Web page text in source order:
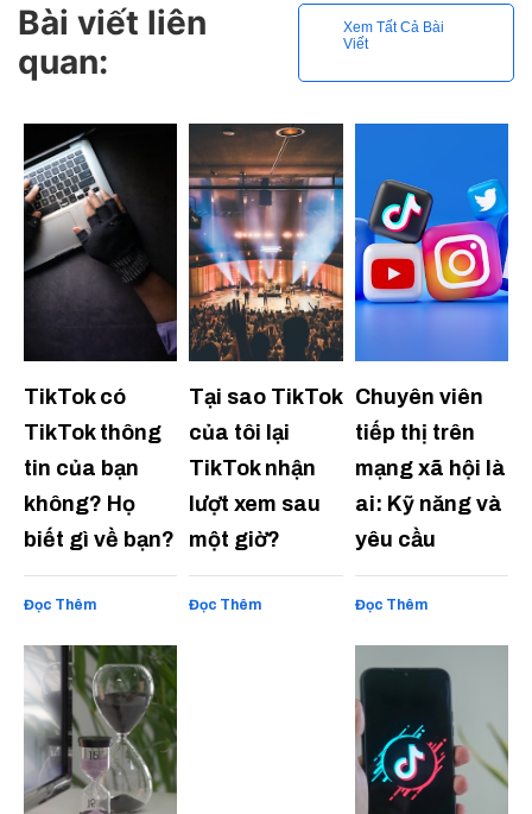
Bài viết liên
quan:
Xem Tất Cả Bài
Viết
TikTok có
TikTok thông
tin của bạn
không? Họ
biết gì về bạn?
Đọc Thêm
Tại sao TikTok
của tôi lại
TikTok nhận
lượt xem sau
một giờ?
Đọc Thêm
Chuyên viên
tiếp thị trên
mạng xã hội là
ai: Kỹ năng và
yêu cầu
Đọc Thêm